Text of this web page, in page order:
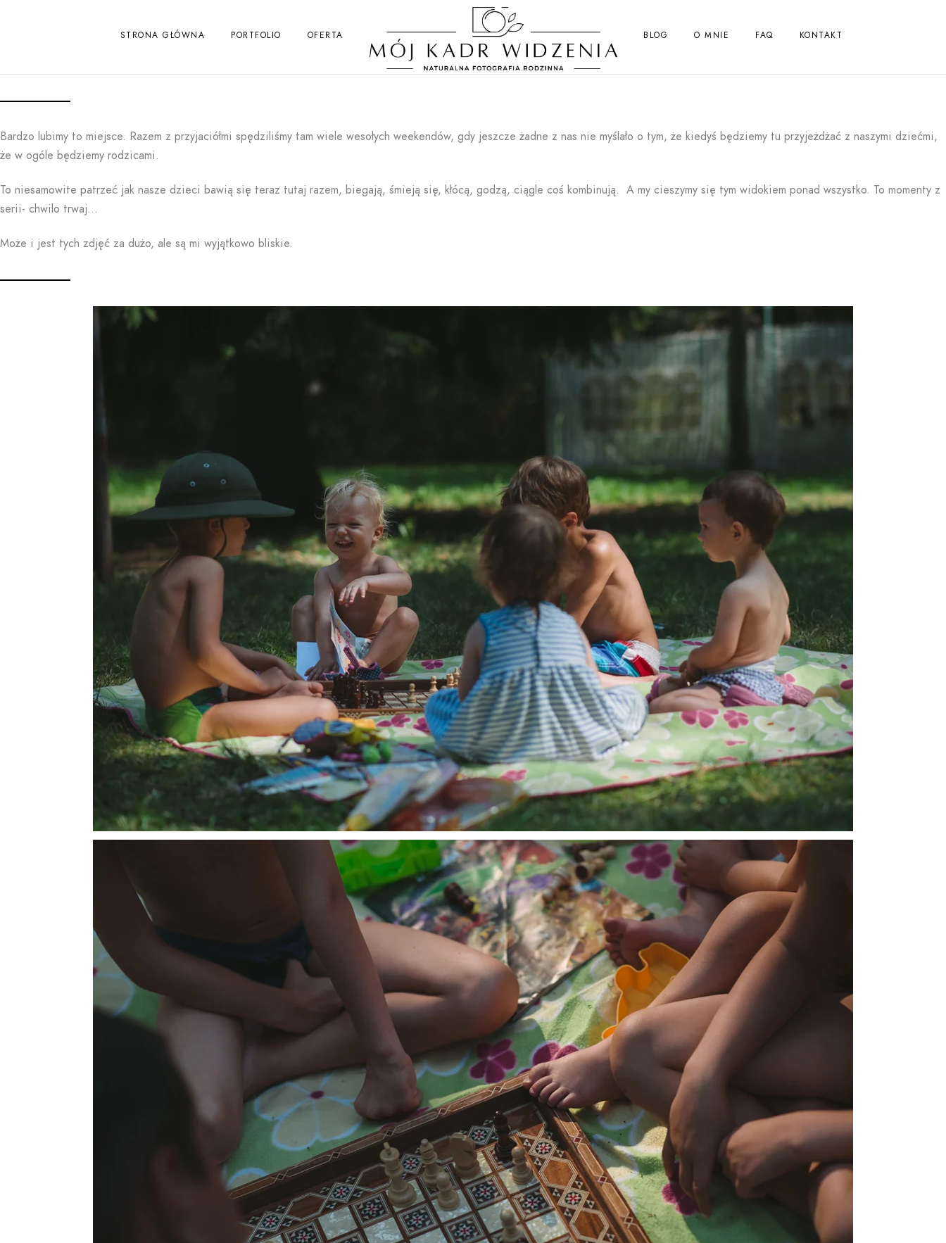
STRONA GŁÓWNA PORTFOLIO OFERTA BLOG O MNIE FAQ KONTAKT
Bardzo lubimy to miejsce. Razem z przyjaciółmi spędziliśmy tam wiele wesołych weekendów, gdy jeszcze żadne z nas nie myślało o tym, że kiedyś będziemy tu przyjeżdżać z naszymi dziećmi,
że w ogóle będziemy rodzicami.
To niesamowite patrzeć jak nasze dzieci bawią się teraz tutaj razem, biegają, śmieją się, kłócą, godzą, ciągle coś kombinują. A my cieszymy się tym widokiem ponad wszystko. To momenty z
serii- chwilo trwaj…
Może i jest tych zdjęć za dużo, ale są mi wyjątkowo bliskie.